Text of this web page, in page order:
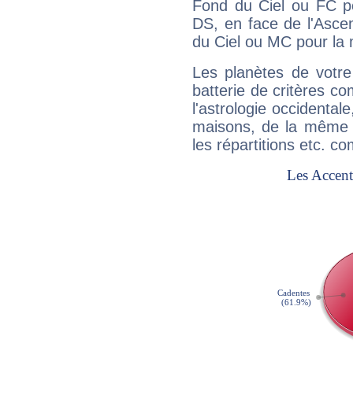
Fond du Ciel ou FC
DS, en face de
du Ciel ou MC pour la
Les planètes de
batterie de critères
l'astrologie
maisons, de la
les répartitions etc.